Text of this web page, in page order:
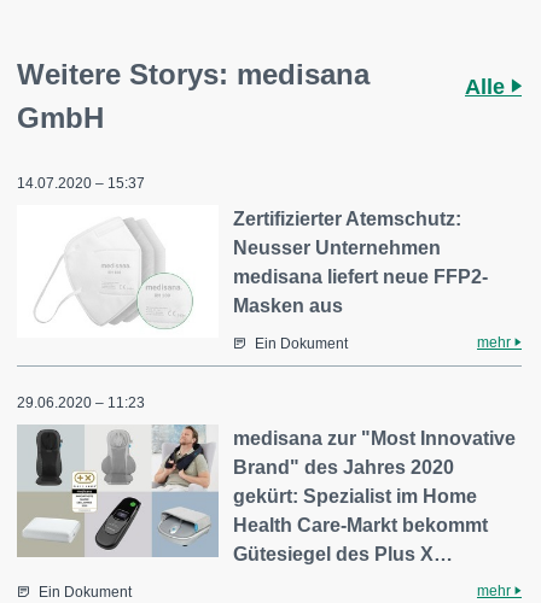
Weitere Storys: medisana
GmbH
Alle
14.07.2020 – 15:37
Zertifizierter Atemschutz:
Neusser Unternehmen
medisana liefert neue FFP2-
Masken aus
Ein Dokument mehr
29.06.2020 – 11:23
medisana zur "Most Innovative
Brand" des Jahres 2020
gekürt: Spezialist im Home
Health Care-Markt bekommt
Gütesiegel des Plus X…
Ein Dokument mehr